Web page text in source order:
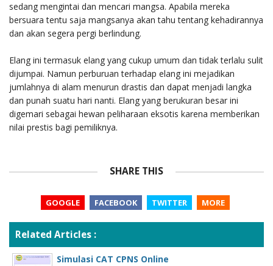
sedang mengintai dan mencari mangsa. Apabila mereka
bersuara tentu saja mangsanya akan tahu tentang kehadirannya
dan akan segera pergi berlindung.
Elang ini termasuk elang yang cukup umum dan tidak terlalu sulit
dijumpai. Namun perburuan terhadap elang ini mejadikan
jumlahnya di alam menurun drastis dan dapat menjadi langka
dan punah suatu hari nanti. Elang yang berukuran besar ini
digemari sebagai hewan peliharaan eksotis karena memberikan
nilai prestis bagi pemiliknya.
SHARE THIS
GOOGLE FACEBOOK TWITTER MORE
Related Articles :
Simulasi CAT CPNS Online